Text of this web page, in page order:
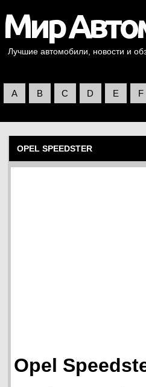
Лучшие автомобили, новости и
A B C D E F
OPEL SPEEDSTER
Opel